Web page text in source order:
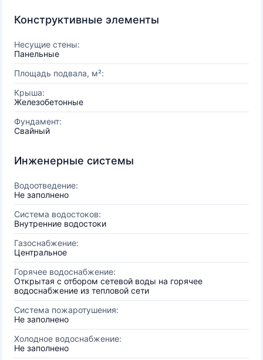
Конструктивные элементы
Несущие стены:
Панельные
Площадь подвала, м²:
Крыша:
Железобетонные
Фундамент:
Свайный
Инженерные системы
Водоотведение:
Не заполнено
Система водостоков:
Внутренние водостоки
Газоснабжение:
Центральное
Горячее водоснабжение:
Открытая с отбором сетевой воды на горячее
водоснабжение из тепловой сети
Система пожаротушения:
Не заполнено
Холодное водоснабжение:
Не заполнено